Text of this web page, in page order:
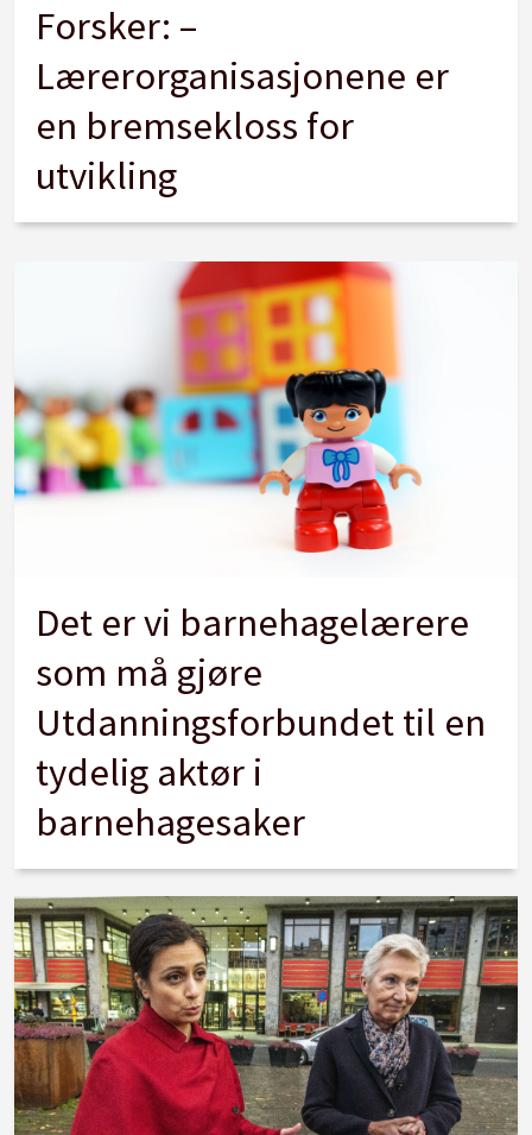
Forsker: –
Lærerorganisasjonene er
en bremsekloss for
utvikling
Det er vi barnehagelærere
som må gjøre
Utdanningsforbundet til en
tydelig aktør i
barnehagesaker